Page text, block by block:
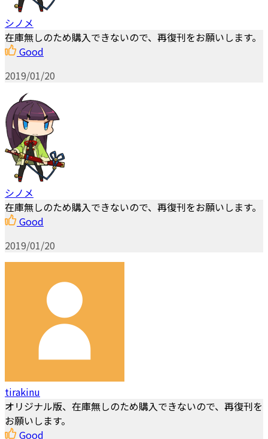
シノメ
在庫無しのため購入できないので、再復刊をお願いします。
Good
2019/01/20
シノメ
在庫無しのため購入できないので、再復刊をお願いします。
Good
2019/01/20
tirakinu
オリジナル版、在庫無しのため購入できないので、再復刊を
お願いします。
Good